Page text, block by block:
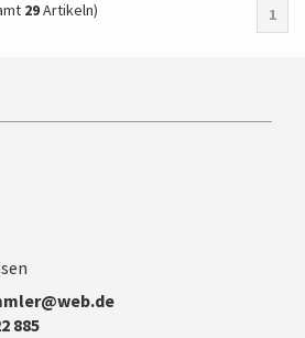
29Artikeln) 1
885